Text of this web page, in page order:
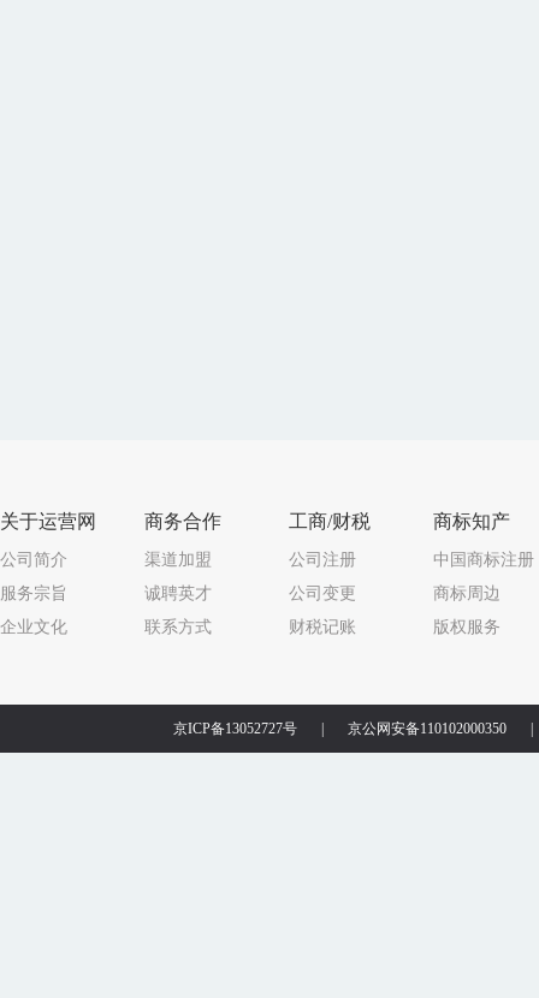
关于运营网
公司简介
服务宗旨
企业文化
商务合作
渠道加盟
诚聘英才
联系方式
工商/财税
公司注册
公司变更
财税记账
商标知产
中国商标注册
商标周边
版权服务
京ICP备13052727号 京公网安备110102000350